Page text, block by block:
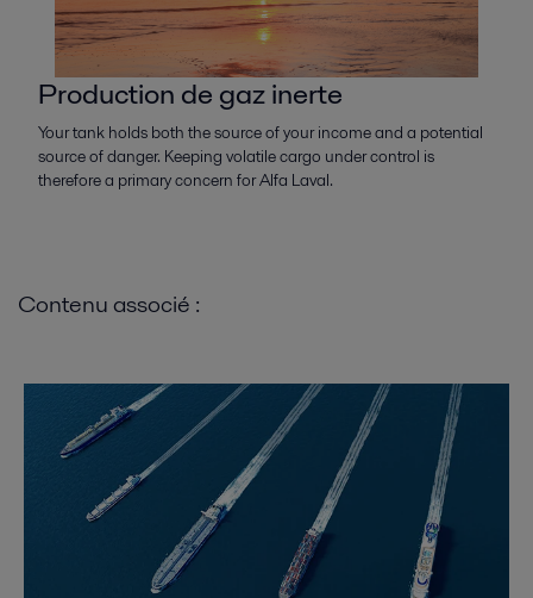
Production de gaz inerte
Your tank holds both the source of your income and a potential
source of danger. Keeping volatile cargo under control is
therefore a primary concern for Alfa Laval.
Contenu associé :